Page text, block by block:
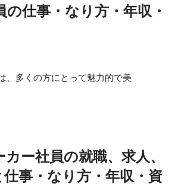
の仕事・なり方・年収・
、多くの方にとって魅力的で美
ー社員の就職、求人、
事・なり方・年収・資